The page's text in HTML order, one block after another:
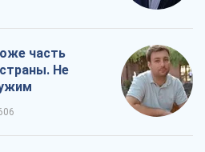
часть
Не